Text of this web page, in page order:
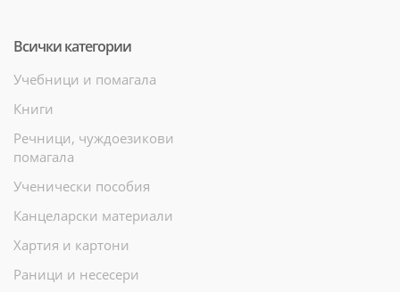
Всички категории
Учебници и помагала
Книги
Речници, чуждоезикови
помагала
Ученически пособия
Канцеларски материали
Хартия и картони
Раници и несесери